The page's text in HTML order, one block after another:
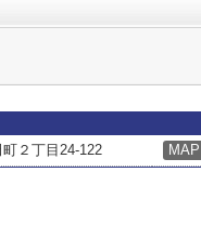
２丁目24-122 MAP